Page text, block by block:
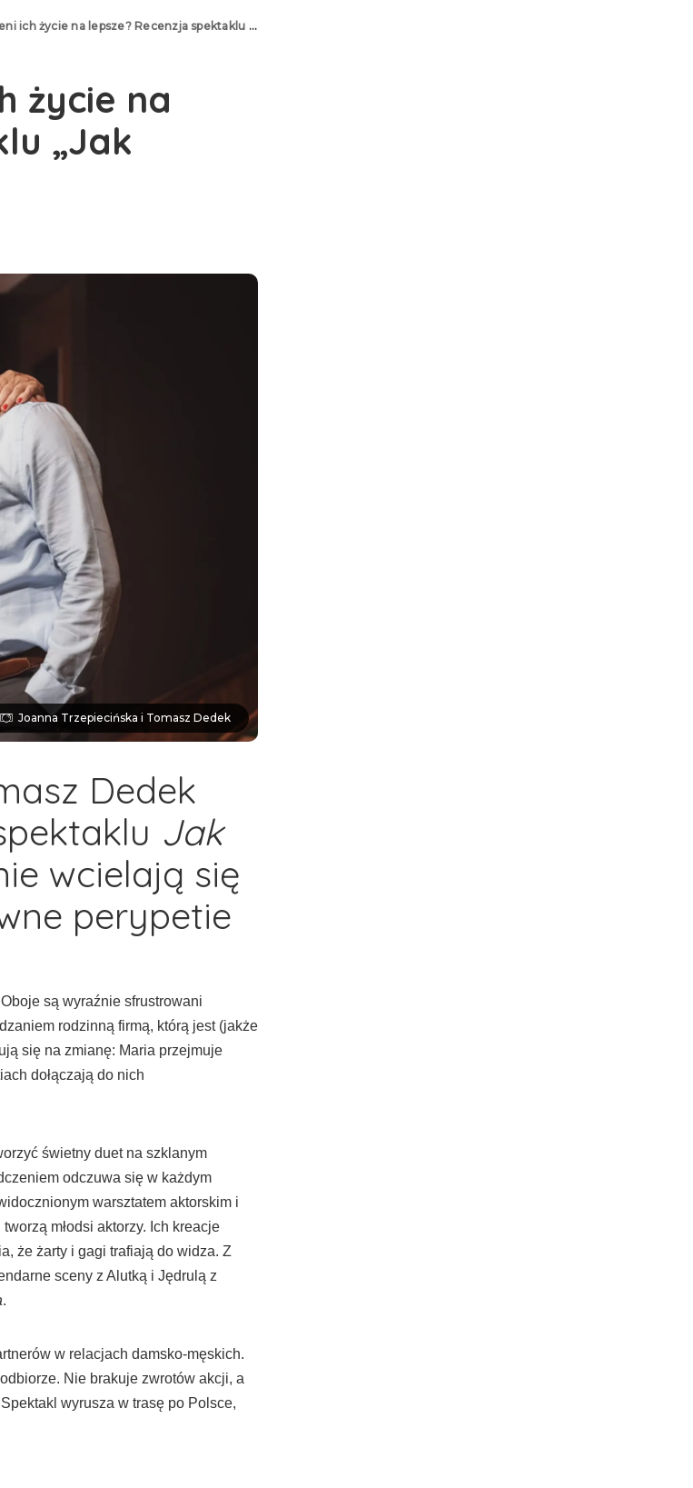
na lepsze? Recenzja spektaklu „Jak Zabłocki na mydle”
życie na
„Jak
Joanna Trzepiecińska i Tomasz Dedek
Dedek
Jak
wcielają się
perypetie
są wyraźnie sfrustrowani
rodzinną firmą, którą jest (jakże
się na zmianę: Maria przejmuje
dołączają do nich
świetny duet na szklanym
odczuwa się w każdym
warsztatem aktorskim i
młodsi aktorzy. Ich kreacje
że żarty i gagi trafiają do widza. Z
sceny z Alutką i Jędrulą z
.
w relacjach damsko-męskich.
Nie brakuje zwrotów akcji, a
wyrusza w trasę po Polsce,